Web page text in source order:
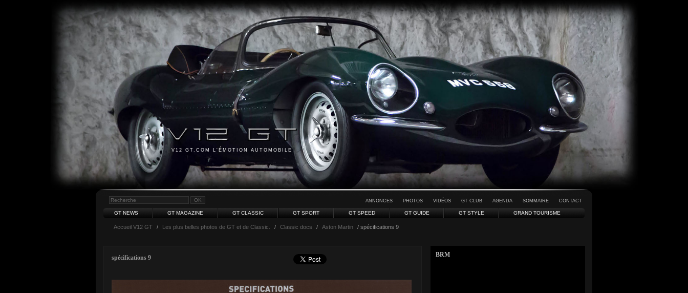
V12 GT.COM L'ÉMOTION AUTOMOBILE
ANNONCES PHOTOS VIDÉOS GT CLUB AGENDA SOMMAIRE CONTACT
GT NEWS GT MAGAZINE GT CLASSIC GT SPORT GT SPEED GT GUIDE GT STYLE GRAND TOURISME
Accueil V12 GT / Les plus belles photos de GT et de Classic. / Classic docs / Aston Martin / spécifications 9
spécifications 9 BRM